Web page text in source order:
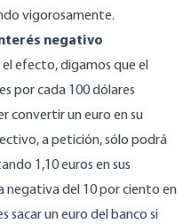
vigorosamente.
negativo
efecto, digamos que el
por cada 100 dólares
convertir un euro en su
a petición, sólo podrá
1,10 euros en sus
negativa del 10 por ciento en
sacar un euro del banco si